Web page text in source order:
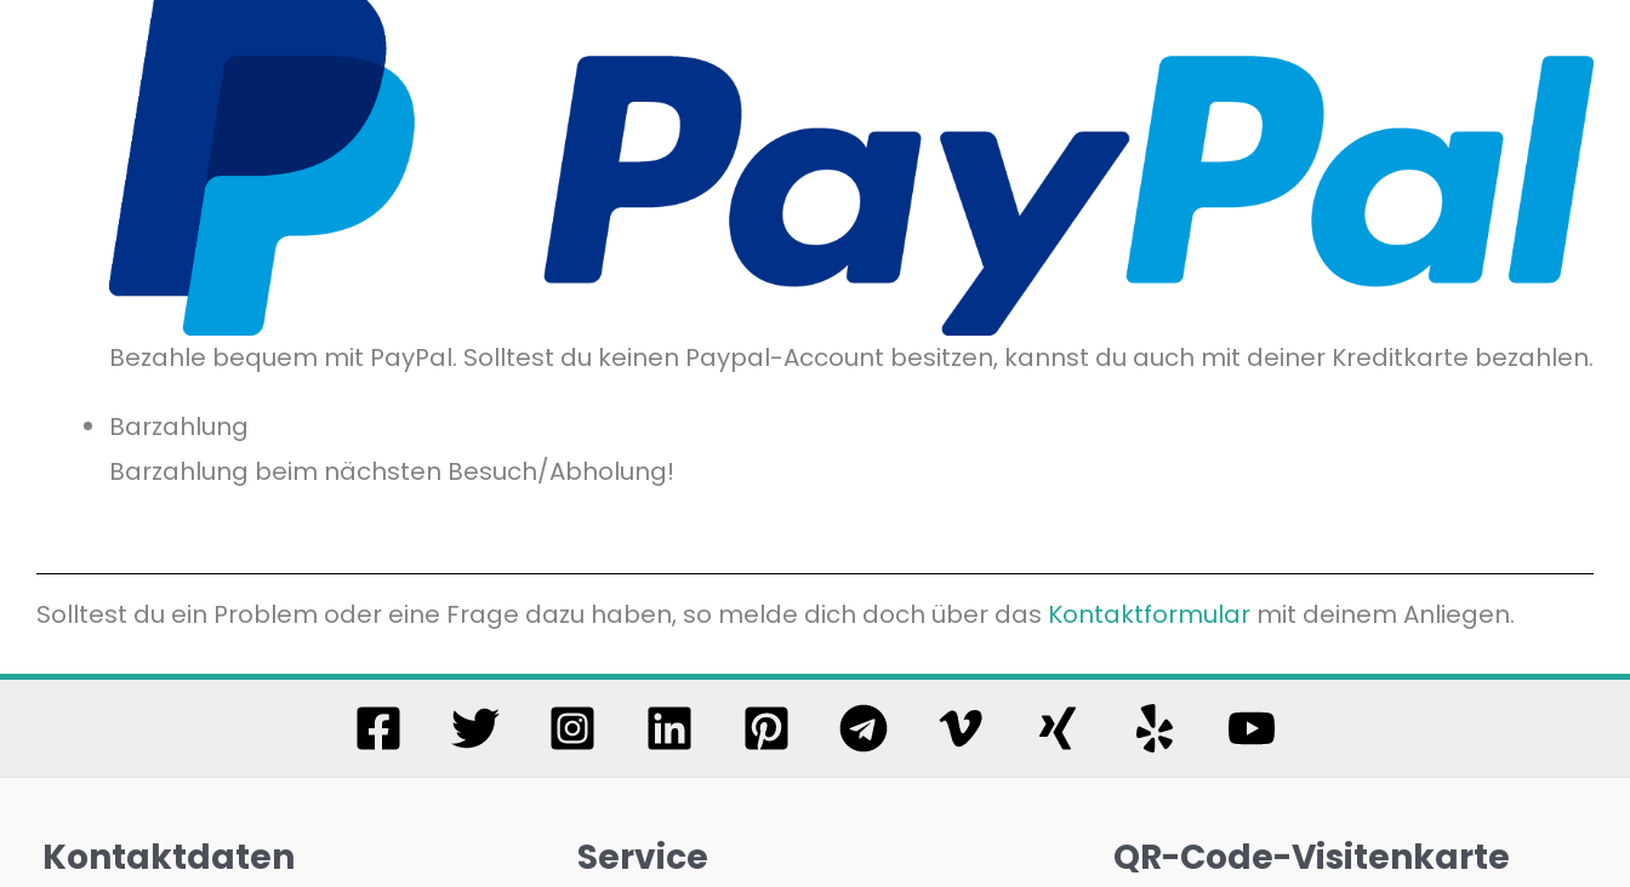
Bezahle bequem mit PayPal. Solltest du keinen Paypal-Account besitzen, kannst du auch mit deiner Kreditkarte bezahlen.
Barzahlung
Barzahlung beim nächsten Besuch/Abholung!
Solltest du ein Problem oder eine Frage dazu haben, so melde dich doch über das Kontaktformular mit deinem Anliegen.
Kontaktdaten Service QR-Code-Visitenkarte